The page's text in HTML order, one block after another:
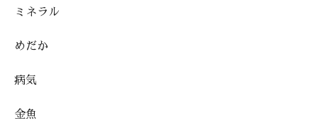
ミネラル
めだか
病気
金魚